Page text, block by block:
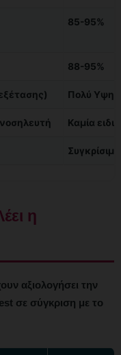
85-95%
88-95%
Πολύ
Καμία
Συγκρίσιμο
η
αξιολογήσει την
σε σύγκριση με το